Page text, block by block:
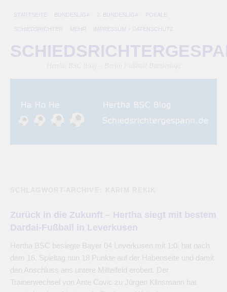
STARTSEITE BUNDESLIGA 2. BUNDESLIGA POKALE
SCHIEDSRICHTER MEHR IMPRESSUM + DATENSCHUTZ
Zurück in die Zukunft – Hertha siegt mit bestem
Dardai-Fußball in Leverkusen
Hertha BSC besiegte Bayer 04 Leverkusen mit 1:0, hat nach
dem 16. Spieltag nun 18 Punkte auf der Habenseite und damit
den Anschluss ans untere Mittelfeld erobert. Der
Trainerwechsel von Ante Covic zu Jürgen Klinsmann hat